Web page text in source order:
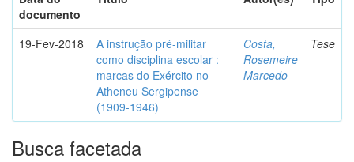
documento
19-Fev-2018
A instrução pré-militar
como disciplina escolar :
marcas do Exército no
Atheneu Sergipense
(1909-1946)
Costa,
Rosemeire
Marcedo
Tese
Busca facetada